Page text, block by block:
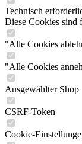
Technisch
Diese Cookies sind
"Alle Cookies
"Alle Cookies
Ausgewählter Shop
CSRF-Token
Cookie-